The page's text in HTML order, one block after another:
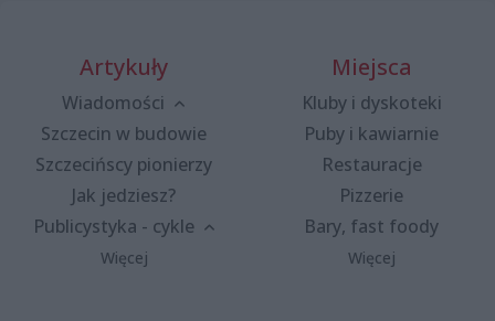
Artykuły
Wiadomości
Szczecin w budowie
Szczecińscy pionierzy
Jak jedziesz?
Publicystyka - cykle
Więcej
Miejsca
Kluby i dyskoteki
Puby i kawiarnie
Restauracje
Pizzerie
Bary, fast foody
Więcej